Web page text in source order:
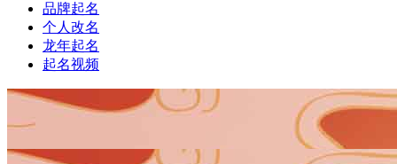
品牌起名
个人改名
龙年起名
起名视频